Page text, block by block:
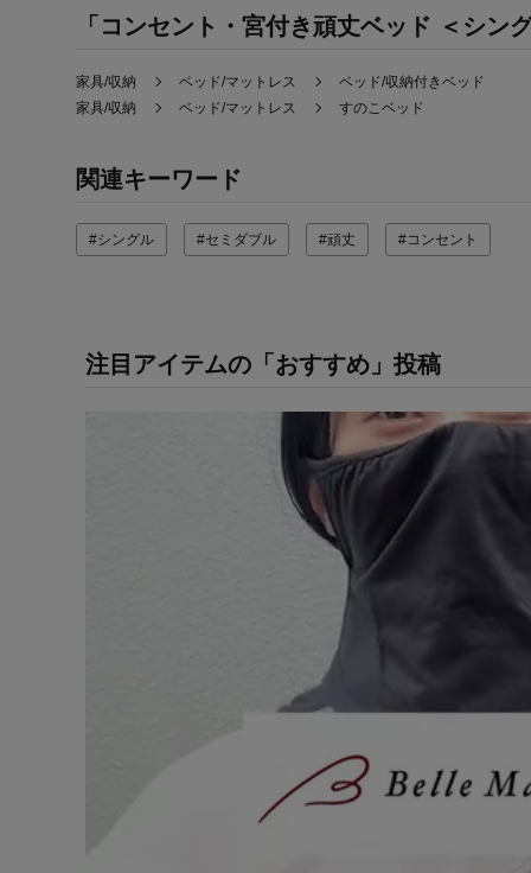
「コンセント・宮付き頑丈ベッド ＜シン
家具/収納 ベッド/マットレス
ベッド/収納付きベッド
家具/収納
ベッド/マットレス すのこベッド
関連キーワード
#シングル #セミダブル #頑丈 #コンセント
注目アイテムの「おすすめ」投稿